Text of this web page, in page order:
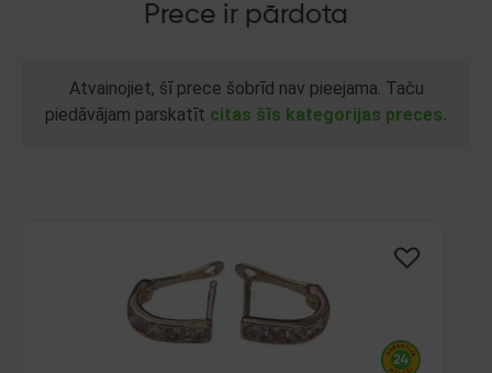
Prece ir pārdota
Atvainojiet, šī prece šobrīd nav pieejama. Taču
piedāvājam parskatīt citas šīs kategorijas preces.